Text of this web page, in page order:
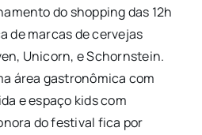
do shopping das 12h
de marcas de cervejas
Unicorn, e Schornstein.
área gastronômica com
e espaço kids com
do festival fica por